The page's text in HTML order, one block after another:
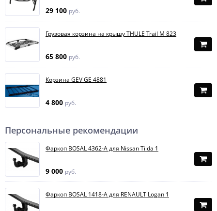
29 100 руб.
Грузовая корзина на крышу THULE Trail M 823
65 800 руб.
Корзина GEV GE 4881
4 800 руб.
Персональные рекомендации
Фаркоп BOSAL 4362-A для Nissan Tiida 1
9 000 руб.
Фаркоп BOSAL 1418-A для RENAULT Logan 1